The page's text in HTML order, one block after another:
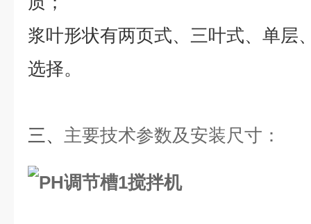
浆叶形状有两页式、三叶式、单层
选择。
三、 主要技术参数及安装尺寸 ：